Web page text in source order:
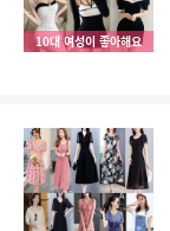
10대 여성이 좋아해요